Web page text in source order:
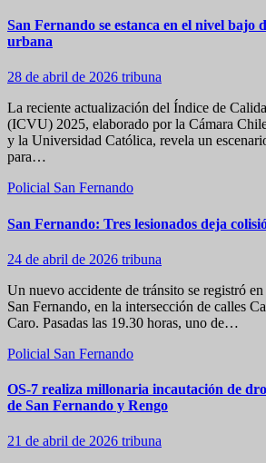
San Fernando se estanca en el nivel bajo
urbana
28 de abril de 2026 tribuna
La reciente actualización del Índice de
(ICVU) 2025, elaborado por la Cámara
y la Universidad Católica, revela un
para…
Policial San Fernando
San Fernando: Tres lesionados deja
24 de abril de 2026 tribuna
Un nuevo accidente de tránsito se registró
San Fernando, en la intersección de calles
Caro. Pasadas las 19.30 horas, uno de…
Policial San Fernando
OS-7 realiza millonaria incautación de
de San Fernando y Rengo
21 de abril de 2026 tribuna